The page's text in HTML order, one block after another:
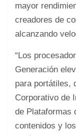
mayor
creadores de
alcanzando
“Los
Generación
para portátiles,
Corporativo de
de Plataformas
contenidos y